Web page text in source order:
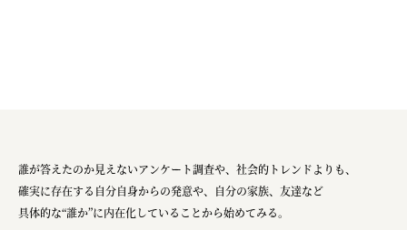
誰が答えたのか見えないアンケート調査や、社会的トレンドよりも、
確実に存在する自分自身からの発意や、自分の家族、友達など
具体的な“誰か”に内在化していることから始めてみる。